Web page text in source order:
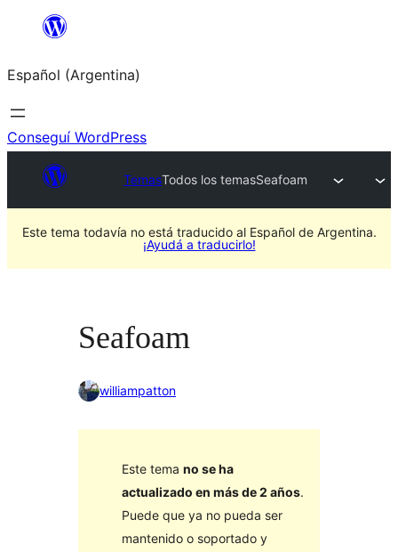
Saltar
contenido
Español (Argentina)
Conseguí WordPress
TemasTodos los temasSeafoam
Este tema todavía no está traducido al Español de Argentina.
¡Ayudá a traducirlo!
Seafoam
williampatton
Este tema no se ha
actualizado en más de 2 años.
Puede que ya no pueda ser
mantenido o soportado y